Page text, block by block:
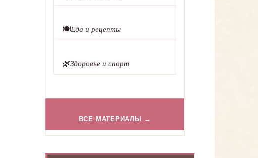
🍽️Еда и рецепты
🌿Здоровье и спорт
ВСЕ МАТЕРИАЛЫ →